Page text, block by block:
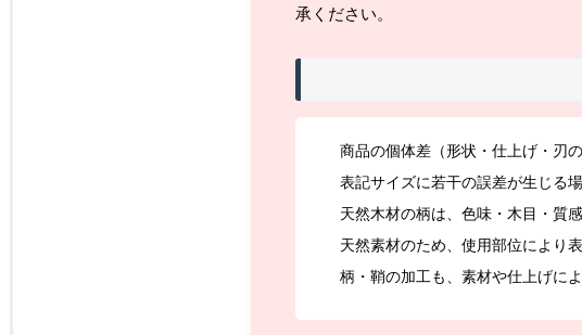
承ください。
商品の個体差（形状・仕上げ・刃の
表記サイズに若干の誤差が生じる
天然木材の柄は、色味・木目・質
天然素材のため、使用部位により
柄・鞘の加工も、素材や仕上げに